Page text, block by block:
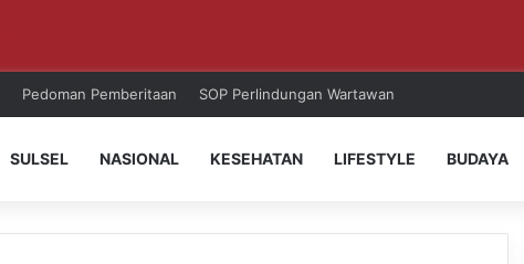
Pedoman Pemberitaan SOP Perlindungan Wartawan
SULSEL NASIONAL KESEHATAN LIFESTYLE BUDAYA